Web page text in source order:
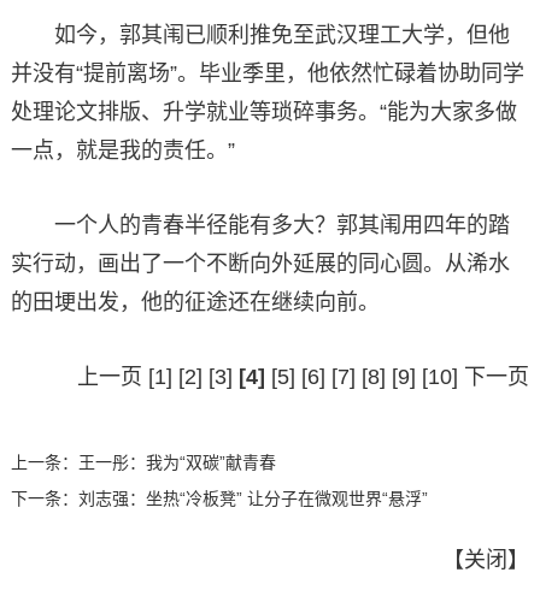
如今，郭其闱已顺利推免至武汉理工大学，但他
并没有“提前离场”。毕业季里，他依然忙碌着协助同学
处理论文排版、升学就业等琐碎事务。“能为大家多做
一点，就是我的责任。”
一个人的青春半径能有多大？郭其闱用四年的踏
实行动，画出了一个不断向外延展的同心圆。从浠水
的田埂出发，他的征途还在继续向前。
上一页 [1] [2] [3] [4] [5] [6] [7] [8] [9] [10] 下一页
上一条： 王一彤：我为“双碳”献青春
下一条： 刘志强：坐热“冷板凳” 让分子在微观世界“悬浮”
【关闭 】